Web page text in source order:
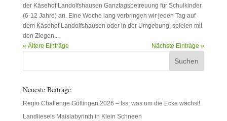
der Käsehof Landolfshausen Ganztagsbetreuung für Schulkinder
(6-12 Jahre) an. Eine Woche lang verbringen wir jeden Tag auf
dem Käsehof Landolfshausen oder in der Umgebung, spielen mit
den Ziegen...
« Ältere Einträge
Nächste Einträge »
Neueste Beiträge
Regio Challenge Göttingen 2026 – Iss, was um die Ecke wächst!
Landliesels Maislabyrinth in Klein Schneen